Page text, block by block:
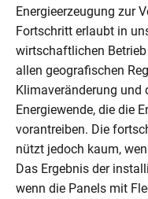
Energieerzeugung zur
Fortschritt erlaubt in
wirtschaftlichen
allen geografischen
Klimaveränderung und
Energiewende, die die
vorantreiben. Die
nützt jedoch kaum,
Das Ergebnis der
wenn die Panels mit